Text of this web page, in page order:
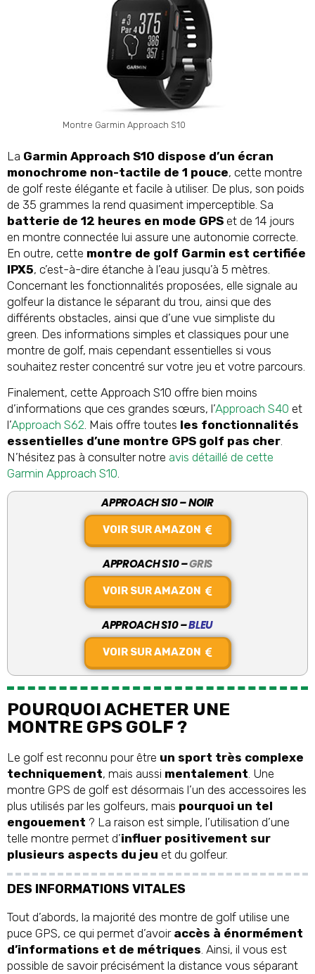
Montre Garmin Approach S10
La Garmin Approach S10 dispose d’un écran
monochrome non-tactile de 1 pouce, cette montre
de golf reste élégante et facile à utiliser. De plus, son poids
de 35 grammes la rend quasiment imperceptible. Sa
batterie de 12 heures en mode GPS et de 14 jours
en montre connectée lui assure une autonomie correcte.
En outre, cette montre de golf Garmin est certifiée
IPX5, c’est-à-dire étanche à l’eau jusqu’à 5 mètres.
Concernant les fonctionnalités proposées, elle signale au
golfeur la distance le séparant du trou, ainsi que des
différents obstacles, ainsi que d’une vue simpliste du
green. Des informations simples et classiques pour une
montre de golf, mais cependant essentielles si vous
souhaitez rester concentré sur votre jeu et votre parcours.
Finalement, cette Approach S10 offre bien moins
d’informations que ces grandes sœurs, l’Approach S40 et
l’Approach S62 . Mais offre toutes les fonctionnalités
essentielles d’une montre GPS golf pas cher
N’hésitez pas à consulter notre avis détaillé de cette
Garmin Approach S10
APPROACH S10 – NOIR
VOIR SUR AMAZON
APPROACH S10 –GRIS
VOIR SUR AMAZON
APPROACH S10 –BLEU
VOIR SUR AMAZON
POURQUOI ACHETER UNE
MONTRE GPS GOLF ?
Le golf est reconnu pour être un sport très complexe
techniquement, mais aussi mentalement. Une
montre GPS de golf est désormais l’un des accessoires les
plus utilisés par les golfeurs, mais pourquoi un tel
engouement ? La raison est simple, l’utilisation d’une
telle montre permet d’influer positivement sur
plusieurs aspects du jeu et du golfeur.
DES INFORMATIONS VITALES
Tout d’abords, la majorité des montre de golf utilise une
puce GPS, ce qui permet d’avoir accès à énormément
d’informations et de métriques. Ainsi, il vous est
possible de savoir précisément la distance vous séparant